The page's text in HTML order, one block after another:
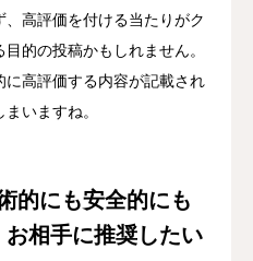
高評価を付ける当たりがク
的の投稿かもしれません。
に高評価する内容が記載され
いますね。
的にも安全的にも
相手に推奨したい